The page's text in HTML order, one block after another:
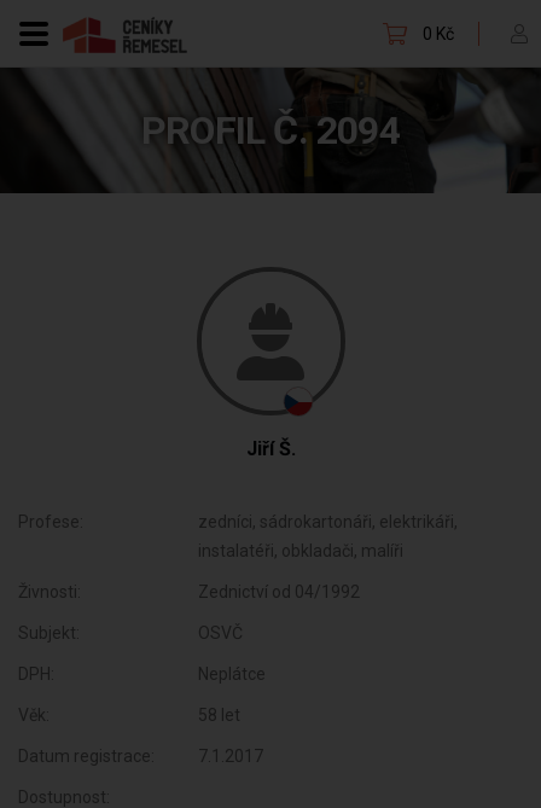
0 Kč
PROFIL Č. 2094
Jiří Š.
Profese:
zedníci, sádrokartonáři, elektrikáři,
instalatéři, obkladači, malíři
Živnosti: Zednictví od 04/1992
Subjekt: OSVČ
DPH: Neplátce
Věk: 58 let
Datum registrace: 7.1.2017
Dostupnost: